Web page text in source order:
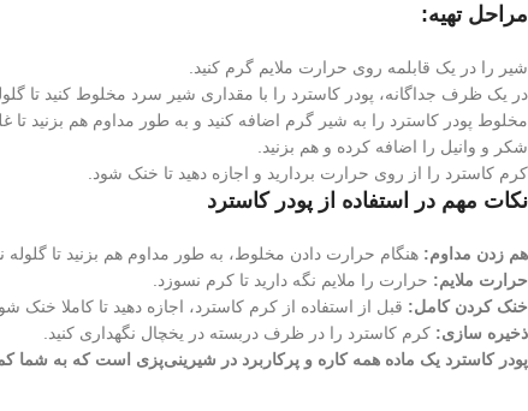
مراحل تهیه:
شیر را در یک قابلمه روی حرارت ملایم گرم کنید.
در یک ظرف جداگانه، پودر کاسترد را با مقداری شیر سرد مخلوط کنید تا
مخلوط پودر کاسترد را به شیر گرم اضافه کنید و به طور مداوم هم بزنید تا
شکر و وانیل را اضافه کرده و هم بزنید.
کرم کاسترد را از روی حرارت بردارید و اجازه دهید تا خنک شود.
نکات مهم در استفاده از پودر کاسترد
هم زدن مداوم: هنگام حرارت دادن مخلوط، به طور مداوم هم بزنید تا گلوله
حرارت ملایم: حرارت را ملایم نگه دارید تا کرم نسوزد.
خنک کردن کامل: قبل از استفاده از کرم کاسترد، اجازه دهید تا کاملا خنک
ذخیره سازی: کرم کاسترد را در ظرف دربسته در یخچال نگهداری کنید.
پودر کاسترد یک ماده همه کاره و پرکاربرد در شیرینی‌پزی است که به شما